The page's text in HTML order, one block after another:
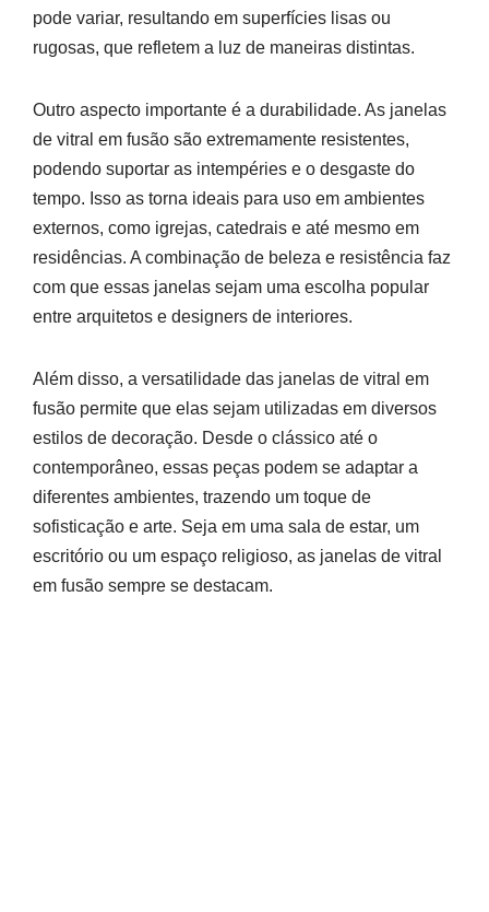
pode variar, resultando em superfícies lisas ou
rugosas, que refletem a luz de maneiras distintas.
Outro aspecto importante é a durabilidade. As janelas
de vitral em fusão são extremamente resistentes,
podendo suportar as intempéries e o desgaste do
tempo. Isso as torna ideais para uso em ambientes
externos, como igrejas, catedrais e até mesmo em
residências. A combinação de beleza e resistência faz
com que essas janelas sejam uma escolha popular
entre arquitetos e designers de interiores.
Além disso, a versatilidade das janelas de vitral em
fusão permite que elas sejam utilizadas em diversos
estilos de decoração. Desde o clássico até o
contemporâneo, essas peças podem se adaptar a
diferentes ambientes, trazendo um toque de
sofisticação e arte. Seja em uma sala de estar, um
escritório ou um espaço religioso, as janelas de vitral
em fusão sempre se destacam.